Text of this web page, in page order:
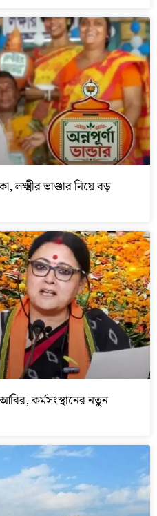
লক্ষ্মীর ভাণ্ডার নিয়ে বড়
কর্মসংস্থানের নতুন